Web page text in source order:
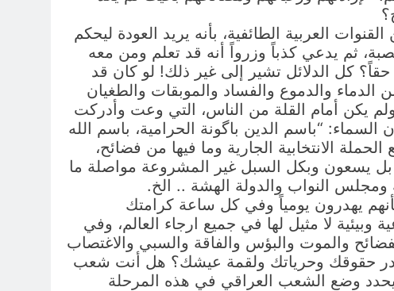
العربية الطائفية، بأنه يريد العودة ليحكم
ثم يدعي كذباً وزرواً أنه قد تعلم ومن معه
كل الدلائل تشير إلى غير ذلك! لو كان قد
والدموع والفساد والموبقات والطغيان
يكن أمام القلة من الناس، التي وعت وأدركت
“باسم الدين باگونة الحرامية، باسم الله
الانتخابية الجارية وما فيها من فضائح،
بل يسعون وبكل السبل غير المشروعة مواصلة ما
النواب والدولة الهشة .. الخ.
يهدرون يومياً وفي كل ساعة كرامتك
لا مثيل لها في جميع ارجاء العالم، وفي
والموت والبؤس والفاقة والسبي والاغتصاب
ضد من صادر حقوقك وحرياتك ولقمة عيشك؟ هل أنت شعب
وضع الشعب العراقي في هذه المرحلة